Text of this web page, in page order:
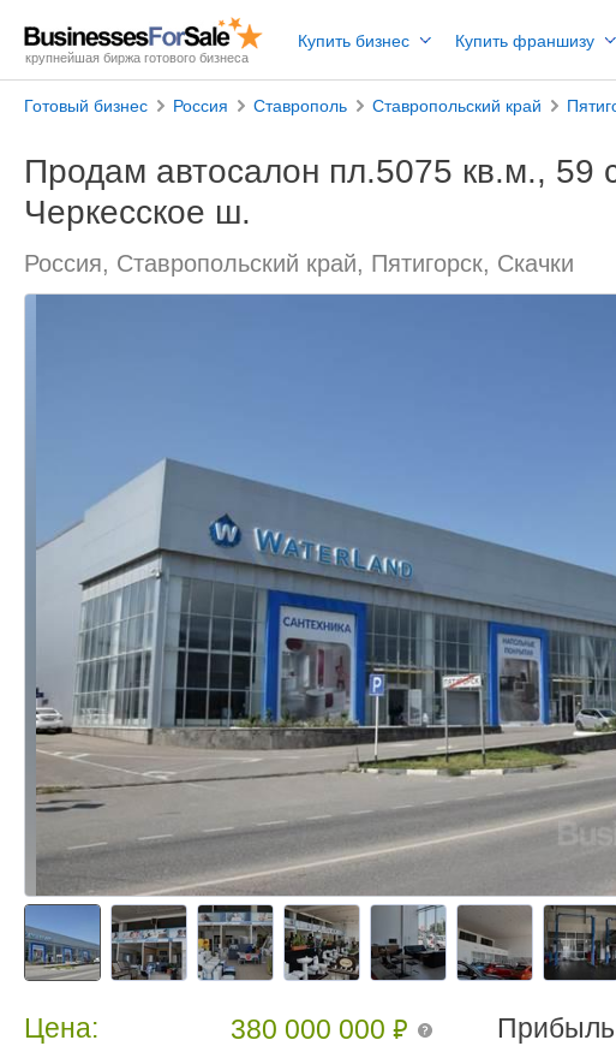
крупнейшая биржа готового бизнеса
Купить бизнес Купить франшизу
Готовый бизнес Россия Ставрополь Ставропольский край
Продам автосалон пл.5075 кв.м., 59
Черкесское ш.
Россия, Ставропольский край, Пятигорск, Скачки
Цена: 380 000 000₽